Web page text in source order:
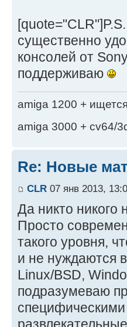
существенно
консолей от
поддерживаю
amiga 1200 +
amiga 3000 + cv64/
Re: Новые
CLR 07 янв 2013,
Да никто никого
Просто
такого уровня,
и не нуждаются
Linux/BSD,
подразумеваю